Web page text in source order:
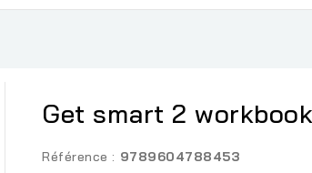
Get smart 2 workbook
Référence : 9789604788453